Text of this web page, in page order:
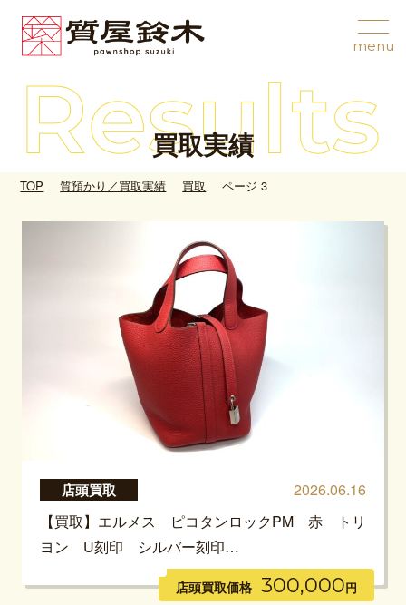
買取実績
TOP 質預かり／買取実績 買取 ページ 3
店頭買取
2026.06.16
【買取】エルメス ピコタンロックPM 赤 トリ
ヨン U刻印 シルバー刻印…
店頭買取価格 300,000円